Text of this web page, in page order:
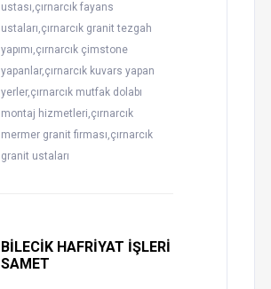
ustası,çırnarcık fayans
ustaları,çırnarcık granit tezgah
yapımı,çırnarcık çimstone
yapanlar,çırnarcık kuvars yapan
yerler,çırnarcık mutfak dolabı
montaj hizmetleri,çırnarcık
mermer granit firması,çırnarcık
granit ustaları
BİLECİK HAFRİYAT İŞLERİ
SAMET